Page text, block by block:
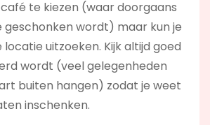
te kiezen (waar doorgaans
geschonken wordt) maar kun je
uitzoeken. Kijk altijd goed
wordt (veel gelegenheden
buiten hangen) zodat je weet
inschenken.